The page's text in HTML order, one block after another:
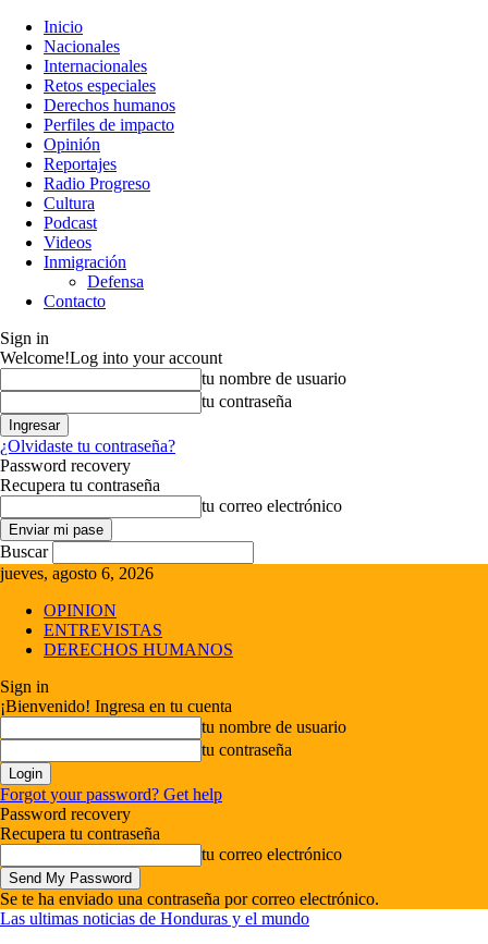
Inicio
Nacionales
Internacionales
Retos especiales
Derechos humanos
Perfiles de impacto
Opinión
Reportajes
Radio Progreso
Cultura
Podcast
Videos
Inmigración
Defensa
Contacto
Sign in
Welcome!Log into your account
tu nombre de usuario
tu contraseña
¿Olvidaste tu contraseña?
Password recovery
Recupera tu contraseña
tu correo electrónico
Buscar
jueves, agosto 6, 2026
OPINION
ENTREVISTAS
DERECHOS HUMANOS
Sign in
¡Bienvenido! Ingresa en tu cuenta
tu nombre de usuario
tu contraseña
Forgot your password? Get help
Password recovery
Recupera tu contraseña
tu correo electrónico
Se te ha enviado una contraseña por correo electrónico.
Las ultimas noticias de Honduras y el mundo